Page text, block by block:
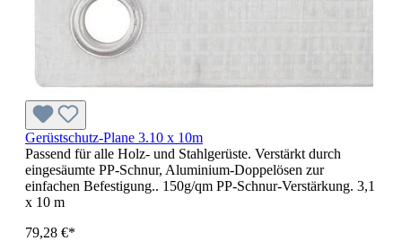
Gerüstschutz-Plane 3.10 x 10m
Passend für alle Holz- und Stahlgerüste. Verstärkt durch
eingesäumte PP-Schnur, Aluminium-Doppelösen zur
einfachen Befestigung.. 150g/qm PP-Schnur-Verstärkung. 3,1
x 10 m
79,28 €*